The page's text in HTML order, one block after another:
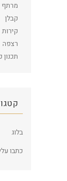
מרתף
קבלן
קירות
רצפה
תכנון
בלוג
כתבו